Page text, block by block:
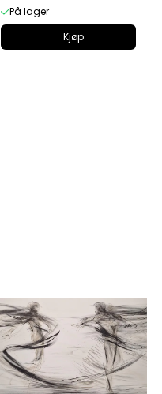
På lager
Kjøp